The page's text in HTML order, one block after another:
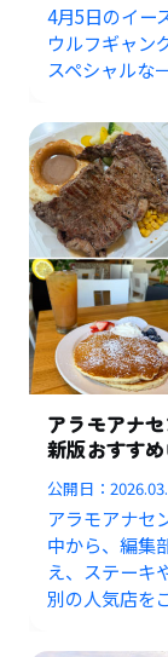
4月5日のイー
ウルフギャン
スペシャルな
アラモアナ
新版おすす
公開日：
アラモアナセ
中から、編集
え、ステーキ
別の人気店を